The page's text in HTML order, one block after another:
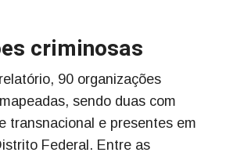
criminosas
90 organizações
sendo duas com
transnacional e presentes em
Federal. Entre as